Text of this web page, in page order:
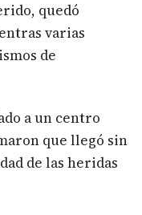
quedó
varias
de
a un centro
que llegó sin
de las heridas